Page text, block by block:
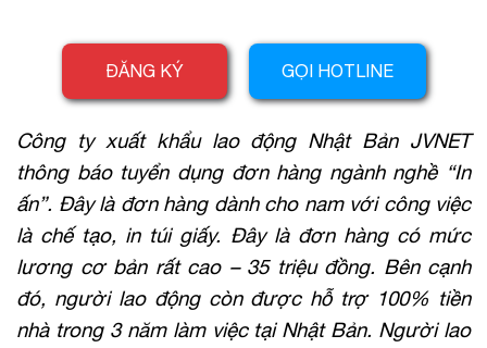
ĐĂNG KÝ GỌI HOTLINE
Công ty xuất khẩu lao động Nhật Bản JVNET
thông báo tuyển dụng đơn hàng ngành nghề “In
ấn”. Đây là đơn hàng dành cho nam với công việc
là chế tạo, in túi giấy. Đây là đơn hàng có mức
lương cơ bản rất cao – 35 triệu đồng. Bên cạnh
đó, người lao động còn được hỗ trợ 100% tiền
nhà trong 3 năm làm việc tại Nhật Bản. Người lao